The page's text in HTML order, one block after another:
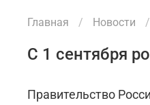
Главная Новости
С 1 сентября
Правительство